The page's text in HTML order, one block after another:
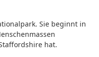
Sie beginnt in
hat.